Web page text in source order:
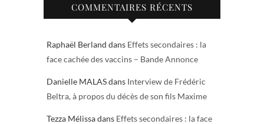
COMMENTAIRES RÉCENTS
Raphaël Berland dans Effets secondaires : la
face cachée des vaccins – Bande Annonce
Danielle MALASdans Interview de Frédéric
Beltra, à propos du décès de son fils Maxime
Tezza Mélissadans Effets secondaires : la face